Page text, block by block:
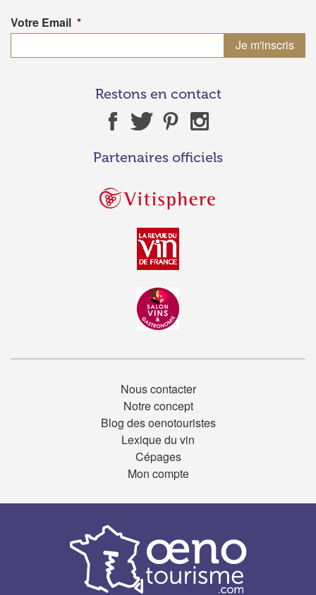
Votre Email *
Restons en contact
Partenaires officiels
Nous contacter
Notre concept
Blog des oenotouristes
Lexique du vin
Cépages
Mon compte